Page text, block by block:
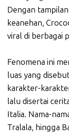
Dengan
keanehan,
viral di berbagai
Fenomena ini
luas yang
karakter-
lalu disertai
Italia. Nama-
Tralala, hingga